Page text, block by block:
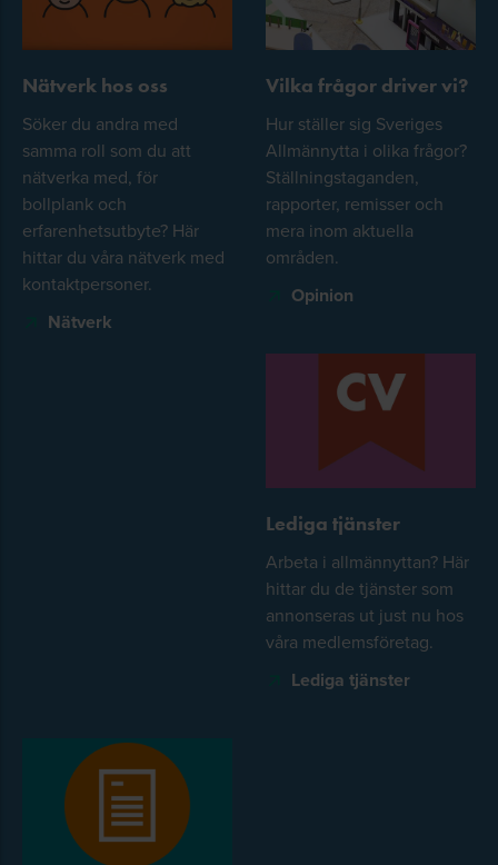
Nätverk hos oss
Söker du andra med
samma roll som du att
nätverka med, för
bollplank och
erfarenhetsutbyte? Här
hittar du våra nätverk med
kontaktpersoner.
Nätverk
Vilka frågor driver vi?
Hur ställer sig Sveriges
Allmännytta i olika frågor?
Ställningstaganden,
rapporter, remisser och
mera inom aktuella
områden.
Opinion
Lediga tjänster
Arbeta i allmännyttan? Här
hittar du de tjänster som
annonseras ut just nu hos
våra medlemsföretag.
Lediga tjänster